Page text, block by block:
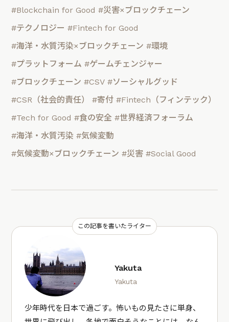
#Blockchain for Good #災害×ブロックチェーン
#テクノロジー #Fintech for Good
#海洋・水質汚染×ブロックチェーン #環境
#プラットフォーム #ゲームチェンジャー
#ブロックチェーン #CSV #ソーシャルグッド
#CSR（社会的責任）
#寄付 #Fintech（フィンテック）
#Tech for Good #食の安全 #世界経済フォーラム
#海洋・水質汚染 #気候変動
#気候変動×ブロックチェーン #災害 #Social Good
この記事を書いたライター
Yakuta
Yakuta
少年時代を日本で過ごす。怖いもの見たさに単身、